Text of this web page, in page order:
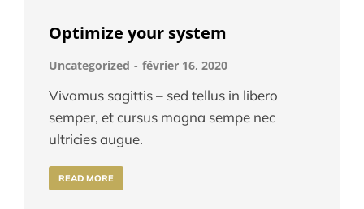
Optimize your system
Uncategorized février 16, 2020
Vivamus sagittis – sed tellus in libero
semper, et cursus magna sempe nec
ultricies augue.
READ MORE